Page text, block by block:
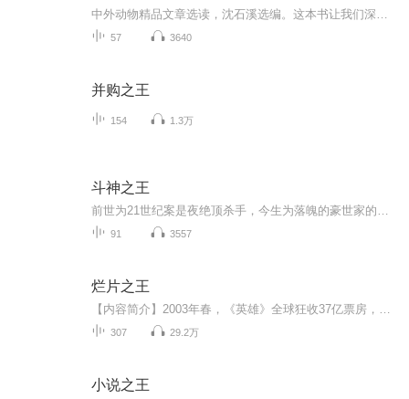
57 3640
并购之王
154 1.3万
斗神之王
91 3557
烂片之王
307 29.2万
小说之王